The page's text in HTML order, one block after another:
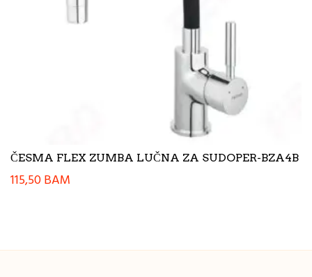
ČESMA FLEX ZUMBA LUČNA ZA SUDOPER-BZA4B
115,50BAM